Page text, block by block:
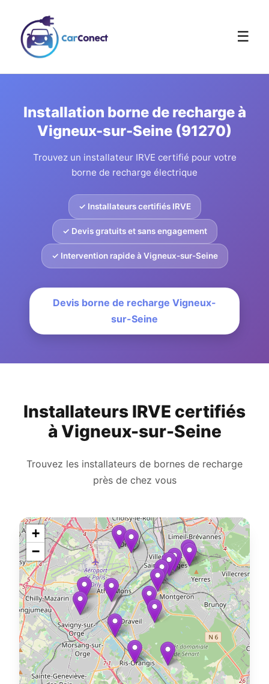
☰
Installation borne de recharge à
Vigneux-sur-Seine (91270)
Trouvez un installateur IRVE certifié pour votre
borne de recharge électrique
✓ Installateurs certifiés IRVE
✓ Devis gratuits et sans engagement
✓ Intervention rapide à Vigneux-sur-Seine
Devis borne de recharge Vigneux-
sur-Seine
Installateurs IRVE certifiés
à Vigneux-sur-Seine
Trouvez les installateurs de bornes de recharge
près de chez vous
+
−